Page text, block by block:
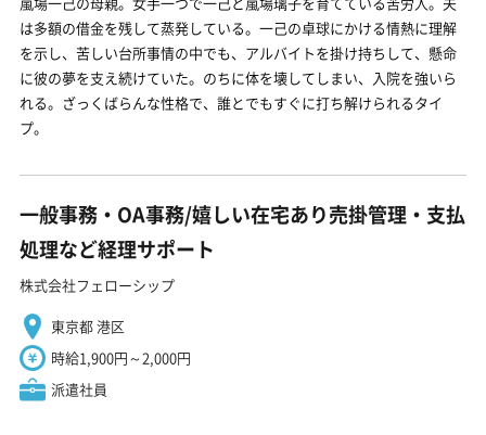
は多額の借金を残して蒸発している。一己の卓球にかける情熱に理解
を示し、苦しい台所事情の中でも、アルバイトを掛け持ちして、懸命
に彼の夢を支え続けていた。のちに体を壊してしまい、入院を強いら
れる。ざっくばらんな性格で、誰とでもすぐに打ち解けられるタイ
プ。
一般事務・OA事務/嬉しい在宅あり売掛管理・支払
処理など経理サポート
株式会社フェローシップ
東京都 港区
時給1,900円～2,000円
派遣社員